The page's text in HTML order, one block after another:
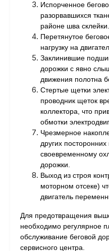
Испорченное
разорвавшихся
районе шва склейки.
Перетянутое
нагрузку на
Заклинившие
дорожки с явно
движения полотна
Стертые щетки
проводник щеток
коллектора, что
обмотки
Чрезмерное
других
своевременному
дорожки.
Выход из строя
моторном отсеке)
двигатель
Для предотвращения
необходимо регулярное
обслуживание беговой
сервисного центра.